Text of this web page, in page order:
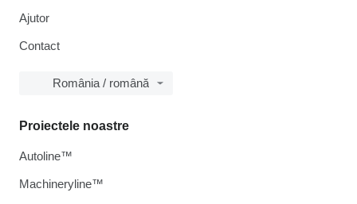
Ajutor
Contact
România / română
Proiectele noastre
Autoline™
Machineryline™